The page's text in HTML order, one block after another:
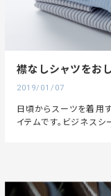
襟なしシャツをお
2019/01/07
日頃からスーツを着用
イテムです。ビジネス